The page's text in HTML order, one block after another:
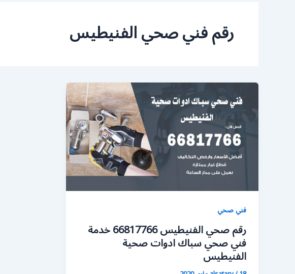
رقم فني صحي الفنيطيس
فني صحي
رقم صحي الفنيطيس 66817766 خدمة
فني صحي سباك ادوات صحية
الفنيطيس